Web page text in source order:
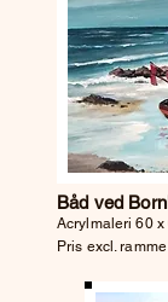
Båd ved
Acrylmaleri 60 x
Pris excl.